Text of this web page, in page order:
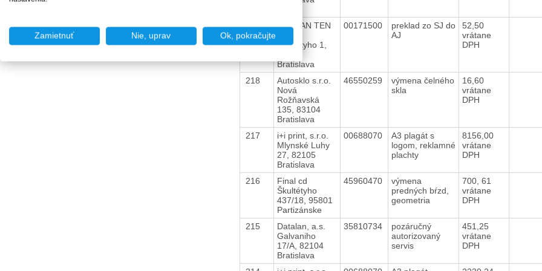
219
LEXMAN TEN
Škultétyho 1,
Bratislava
00171500
preklad zo SJ do
AJ
52,50
vrátane
DPH
218
Autosklo s.r.o.
Nová
Rožňavská
135, 83104
Bratislava
46550259
výmena čelného
skla
16,60
vrátane
DPH
217
i+i print, s.r.o.
Mlynské Luhy
27, 82105
Bratislava
00688070
A3 plagát s
logom, reklamné
plachty
8156,00
vrátane
DPH
216
Final cd
Škultétyho
437/18, 95801
Partizánske
45960470
výmena
predných bŕzd,
geometria
700, 61
vrátane
DPH
215
Datalan, a.s.
Galvaniho
17/A, 82104
Bratislava
35810734
pozáručný
autorizovaný
servis
451,25
vrátane
DPH
Zamietnuť Nie, uprav Ok, pokračujte